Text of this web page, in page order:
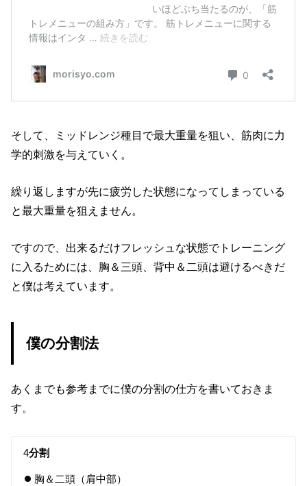
そして、ミッドレンジ種目で最大重量を狙い、筋肉に力
学的刺激を与えていく。
繰り返しますが先に疲労した状態になってしまっている
と最大重量を狙えません。
ですので、出来るだけフレッシュな状態でトレーニング
に入るためには、胸＆三頭、背中＆二頭は避けるべきだ
と僕は考えています。
僕の分割法
あくまでも参考までに僕の分割の仕方を書いておきま
す。
4分割
胸＆二頭（肩中部）